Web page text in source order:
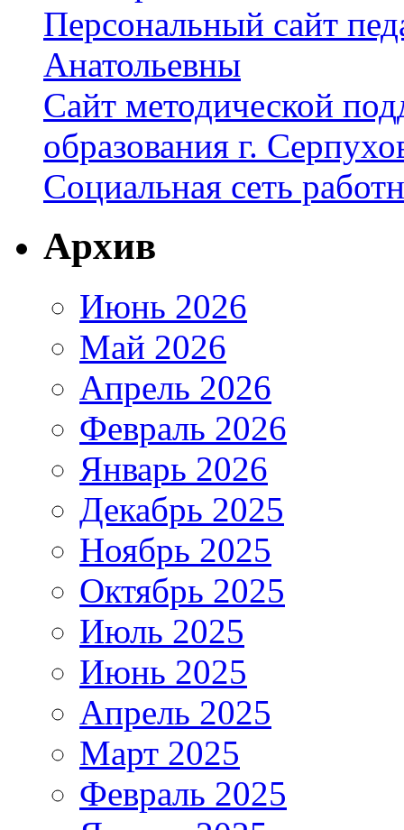
Персональный сайт
Анатольевны
Сайт методической
образования г.
Социальная сеть
Архив
Июнь 2026
Май 2026
Апрель 2026
Февраль 2026
Январь 2026
Декабрь 2025
Ноябрь 2025
Октябрь 2025
Июль 2025
Июнь 2025
Апрель 2025
Март 2025
Февраль 2025